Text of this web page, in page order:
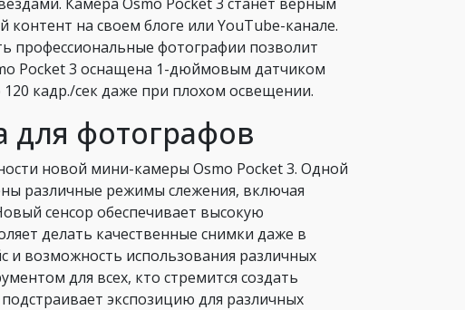
контент на своем блоге или YouTube-канале.
профессиональные фотографии позволит
Pocket 3 оснащена 1-дюймовым датчиком
кадр./сек даже при плохом освещении.
для фотографов
новой мини-камеры Osmo Pocket 3. Одной
различные режимы слежения, включая
сенсор обеспечивает высокую
делать качественные снимки даже в
и возможность использования различных
для всех, кто стремится создать
экспозицию для различных